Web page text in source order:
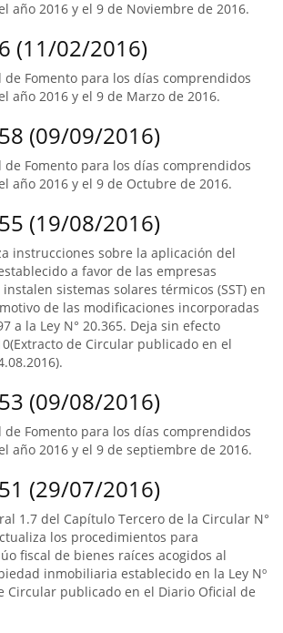
año 2016 y el 9 de Noviembre de 2016.
(11/02/2016)
de Fomento para los días comprendidos
año 2016 y el 9 de Marzo de 2016.
(09/09/2016)
de Fomento para los días comprendidos
año 2016 y el 9 de Octubre de 2016.
(19/08/2016)
instrucciones sobre la aplicación del
a favor de las empresas
sistemas solares térmicos (SST) en
de las modificaciones incorporadas
a la Ley N° 20.365. Deja sin efecto
de Circular publicado en el
(09/08/2016)
de Fomento para los días comprendidos
año 2016 y el 9 de septiembre de 2016.
(29/07/2016)
1.7 del Capítulo Tercero de la Circular N°
los procedimientos para
fiscal de bienes raíces acogidos al
inmobiliaria establecido en la Ley Nº
Circular publicado en el Diario Oficial de